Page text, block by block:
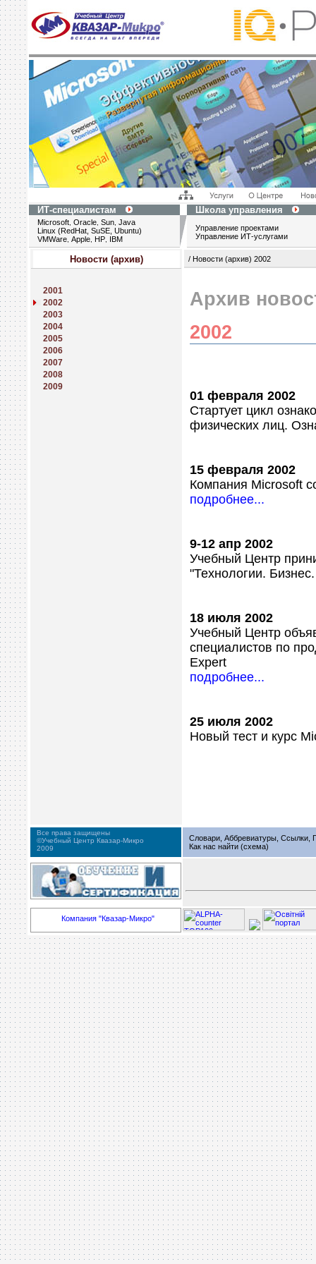
ИТ-специалистам Школа управления
Microsoft Oracle Sun Java
Linux (RedHat, SuSE, Ubuntu)
VMWare Apple HP IBM
Управление проектами
Управление ИТ-услугами
Новости (архив)
2001
2002
2003
2004
2005
2006
2007
2008
2009
/ Новости (архив) 2002
Архив
2002
01 февраля 2002
Стартует цикл
физических лиц.
15 февраля 2002
Компания Microsoft
подробнее...
9-12 апр 2002
Учебный Центр
"Технологии.
18 июля 2002
Учебный Центр
специалистов по
Expert
подробнее...
25 июля 2002
Новый тест и курс
Все права защищены
©Учебный Центр Квазар-Микро
2009
Словари, Аббревиатуры, Ссылки,
Как нас найти (схема)
Компания "Квазар-Микро"